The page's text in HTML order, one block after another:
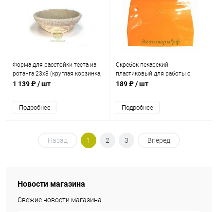
Форма для расстойки теста из
ротанга 23х8 (круглая корзинка,
650-700 г теста)
1 139 ₽/ шт
Подробнее
Скребок пекарский
пластиковый для работы с
тестом (мягкий) SN4053
189 ₽/ шт
Подробнее
Назад 1 2 3 Вперед
Новости магазина
Свежие новости магазина